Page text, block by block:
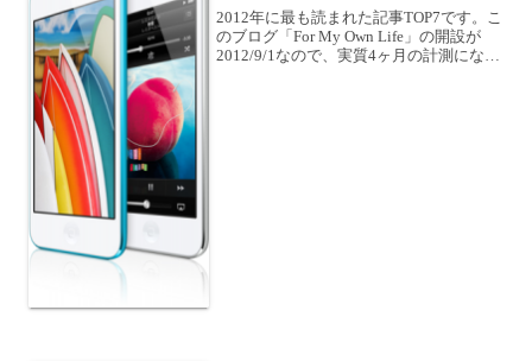
2012年に最も読まれた記事TOP7です。こ
のブログ「For My Own Life」の開設が
2012/9/1なので、実質4ヶ月の計測になり